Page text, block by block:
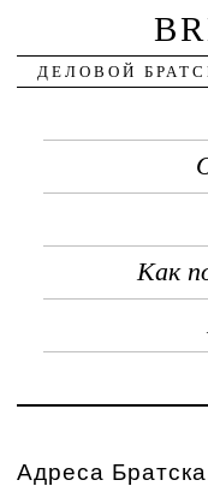
ДЕЛОВОЙ
Как
Адреса